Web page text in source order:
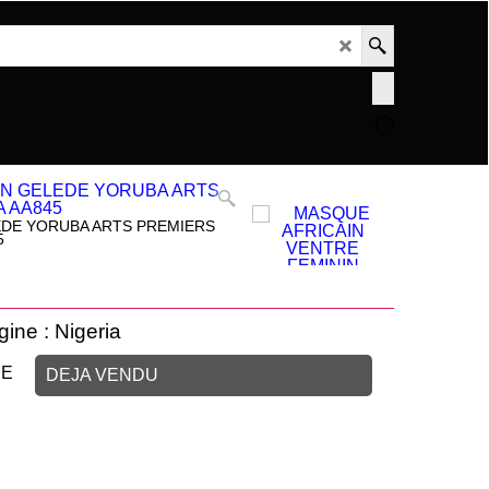
YORUBA ARTS PREMIERS
: Nigeria
DEJA VENDU